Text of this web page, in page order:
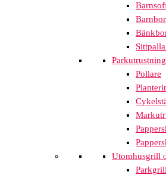
Parkutrustning
Pollare
Utomhusgrill